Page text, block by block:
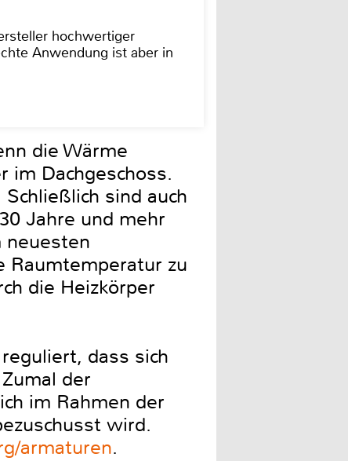
hochwertiger
Anwendung ist aber in
die Wärme
im Dachgeschoss.
sind auch
Jahre und mehr
neuesten
Raumtemperatur zu
die Heizkörper
dass sich
der
im Rahmen der
wird.
armaturen.